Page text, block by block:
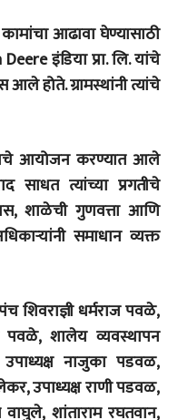
आढावा घेण्यासाठी
इंडिया प्रा. लि. यांचे
होते. ग्रामस्थांनी त्यांचे
आयोजन करण्यात आले
साधत त्यांच्या प्रगतीचे
शाळेची गुणवत्ता आणि
समाधान व्यक्त
शिवराज्ञी धर्मराज पवळे,
पवळे, शालेय व्यवस्थापन
नाजुका पडवळ,
उपाध्यक्ष राणी पडवळ,
शांताराम रघतवान,